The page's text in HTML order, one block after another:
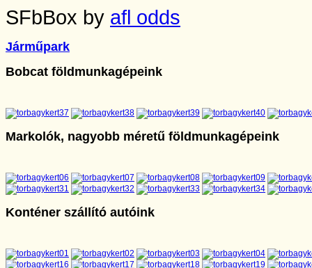
SFbBox by afl odds
Járműpark
Bobcat földmunkagépeink
Markolók, nagyobb méretű földmunkagépeink
Konténer szállító autóink